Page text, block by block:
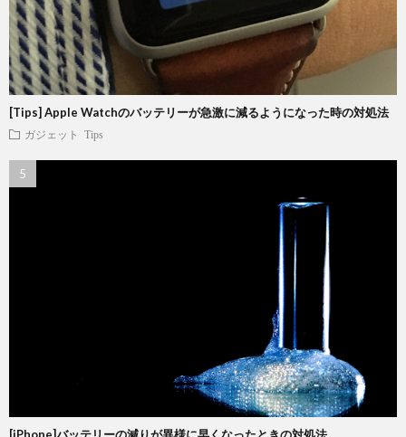
[Tips] Apple Watchのバッテリーが急激に減るようになった時の対処法
ガジェット Tips